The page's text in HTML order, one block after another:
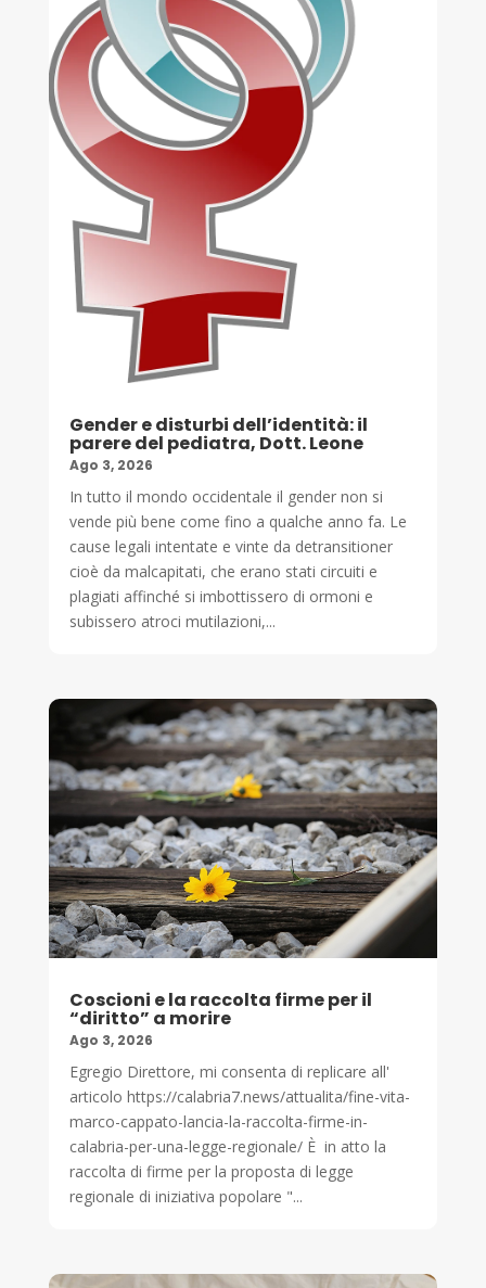
Gender e disturbi dell’identità: il
parere del pediatra, Dott. Leone
Ago 3, 2026
In tutto il mondo occidentale il gender non si
vende più bene come fino a qualche anno fa. Le
cause legali intentate e vinte da detransitioner
cioè da malcapitati, che erano stati circuiti e
plagiati affinché si imbottissero di ormoni e
subissero atroci mutilazioni,...
Coscioni e la raccolta firme per il
“diritto” a morire
Ago 3, 2026
Egregio Direttore, mi consenta di replicare all'
articolo https://calabria7.news/attualita/fine-vita-
marco-cappato-lancia-la-raccolta-firme-in-
calabria-per-una-legge-regionale/ È in atto la
raccolta di firme per la proposta di legge
regionale di iniziativa popolare "...